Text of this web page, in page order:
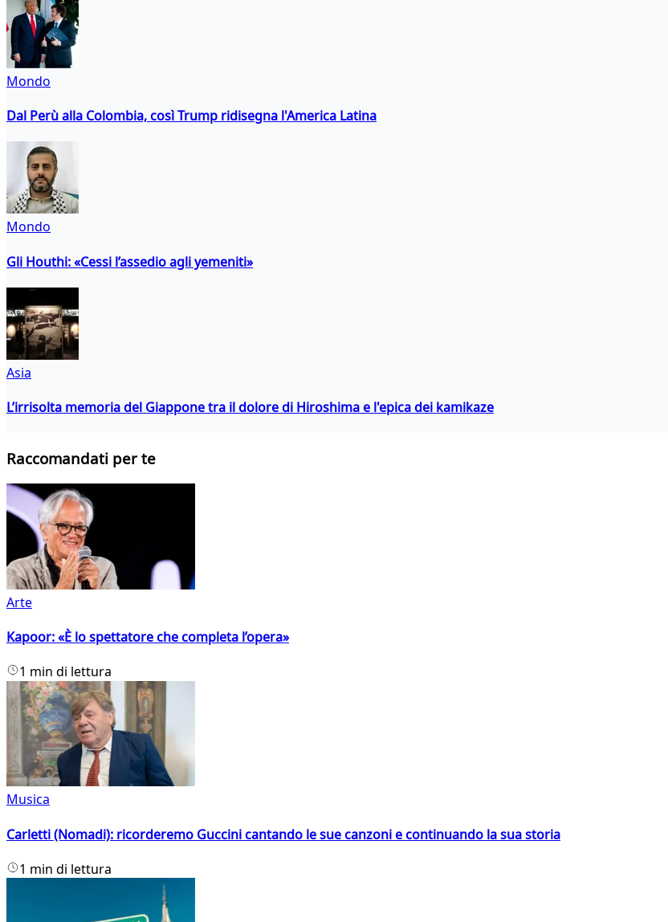
Mondo
Dal Perù alla Colombia, così Trump ridisegna l'America Latina
Mondo
Gli Houthi: «Cessi l’assedio agli yemeniti»
Asia
L’irrisolta memoria del Giappone tra il dolore di Hiroshima e l'epica dei kamikaze
Raccomandati per te
Arte
Kapoor: «È lo spettatore che completa l’opera»
1 min di lettura
Musica
Carletti (Nomadi): ricorderemo Guccini cantando le sue canzoni e continuando la sua storia
1 min di lettura